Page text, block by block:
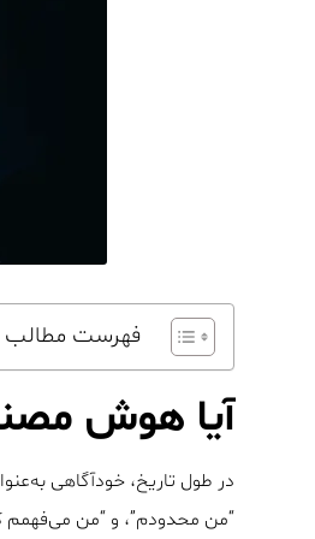
فهرست مطالب
آیا هوش
در طول تاریخ، خودآگاهی
“من محدودم”، و “من